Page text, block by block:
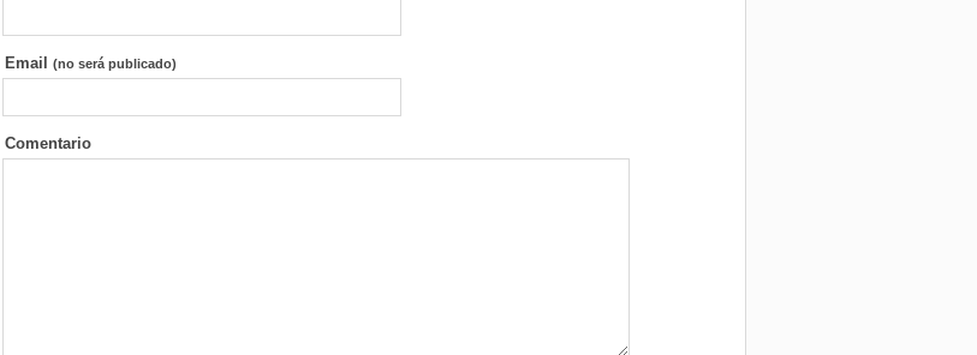
Email (no será publicado)
Comentario